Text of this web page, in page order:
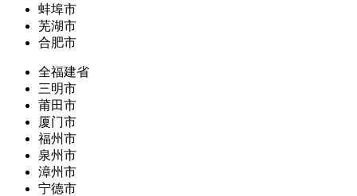
蚌埠市
芜湖市
合肥市
全福建省
三明市
莆田市
厦门市
福州市
泉州市
漳州市
宁德市